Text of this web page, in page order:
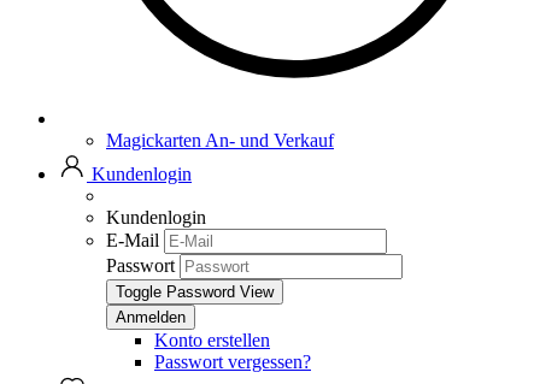
Magickarten An- und Verkauf
Kundenlogin
Kundenlogin
E-Mail
Passwort
Toggle Password View
Konto erstellen
Passwort vergessen?